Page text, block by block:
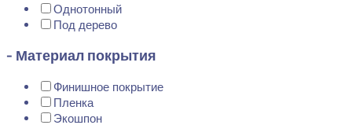
Однотонный
Под дерево
- Материал покрытия
Финишное покрытие
Пленка
Экошпон